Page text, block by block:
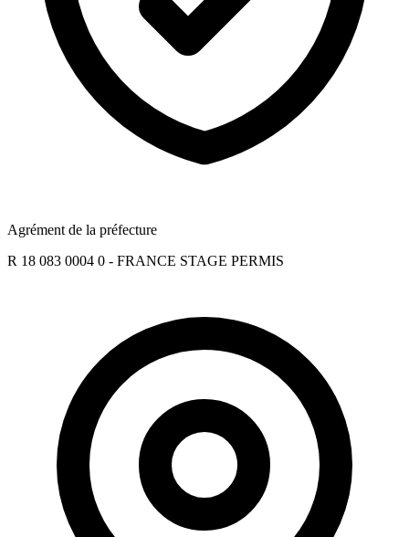
Agrément de la préfecture
R 18 083 0004 0 - FRANCE STAGE PERMIS